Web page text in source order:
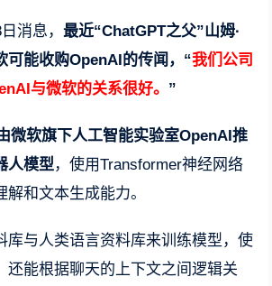
消息，最近“ChatGPT之父”山姆·
可能收购OpenAI的传闻，“我们公司
与微软的关系很好。 ”
微软旗下人工智能实验室OpenAI推
人模型，使用Transformer神经网络
和文本生成能力。
库与人类语言资料库来训练模型，使
还能根据聊天的上下文之间逻辑关